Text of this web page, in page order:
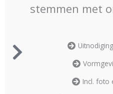
stemmen met
Incl. foto